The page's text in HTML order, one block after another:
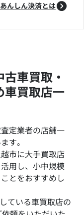
あんしん決済とは
車買取・
車買取店一
定業者の店舗一
す。
市に大手買取店
用し、小中規模
とをおすすめし
ている車買取店の